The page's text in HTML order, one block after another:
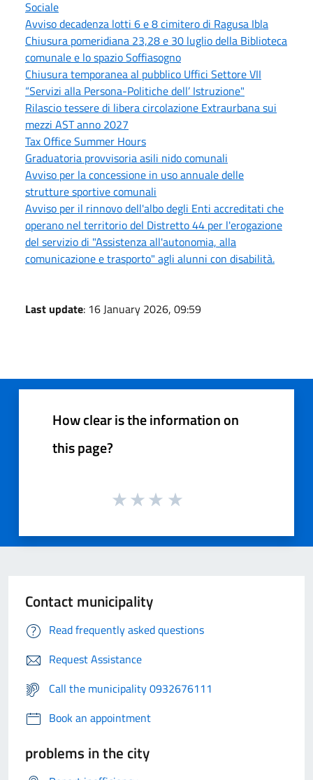
Sociale
Avviso decadenza lotti 6 e 8 cimitero di Ragusa Ibla
Chiusura pomeridiana 23,28 e 30 luglio della Biblioteca
comunale e lo spazio Soffiasogno
Chiusura temporanea al pubblico Uffici Settore VII
“Servizi alla Persona-Politiche dell’ Istruzione"
Rilascio tessere di libera circolazione Extraurbana sui
mezzi AST anno 2027
Tax Office Summer Hours
Graduatoria provvisoria asili nido comunali
Avviso per la concessione in uso annuale delle
strutture sportive comunali
Avviso per il rinnovo dell'albo degli Enti accreditati che
operano nel territorio del Distretto 44 per l'erogazione
del servizio di "Assistenza all'autonomia, alla
comunicazione e trasporto" agli alunni con disabilità.
Last update: 16 January 2026, 09:59
How clear is the information on
this page?
Contact municipality
Read frequently asked questions
Request Assistance
Call the municipality 0932676111
Book an appointment
problems in the city